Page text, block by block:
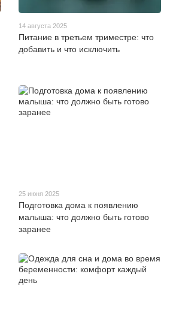
14 августа 2025
Питание в третьем триместре: что
добавить и что исключить
25 июня 2025
Подготовка дома к появлению
малыша: что должно быть готово
заранее